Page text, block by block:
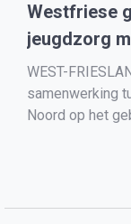
Westfriese
jeugdzorg
hebben
WEST-
samenwerking
Noord op het
doelstelling
hulpvorm en